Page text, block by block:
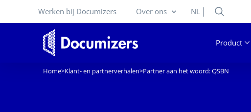
Werken bij Documizers Over ons NL
Product
Home>Klant- en partnerverhalen>Partner aan het woord: QSBN